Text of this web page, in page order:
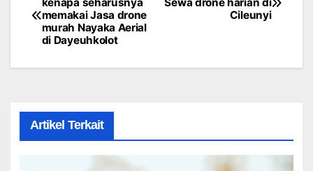
navigation
Cileunyi
memakai Jasa drone
murah Nayaka Aerial
di Dayeuhkolot
Artikel Terkait